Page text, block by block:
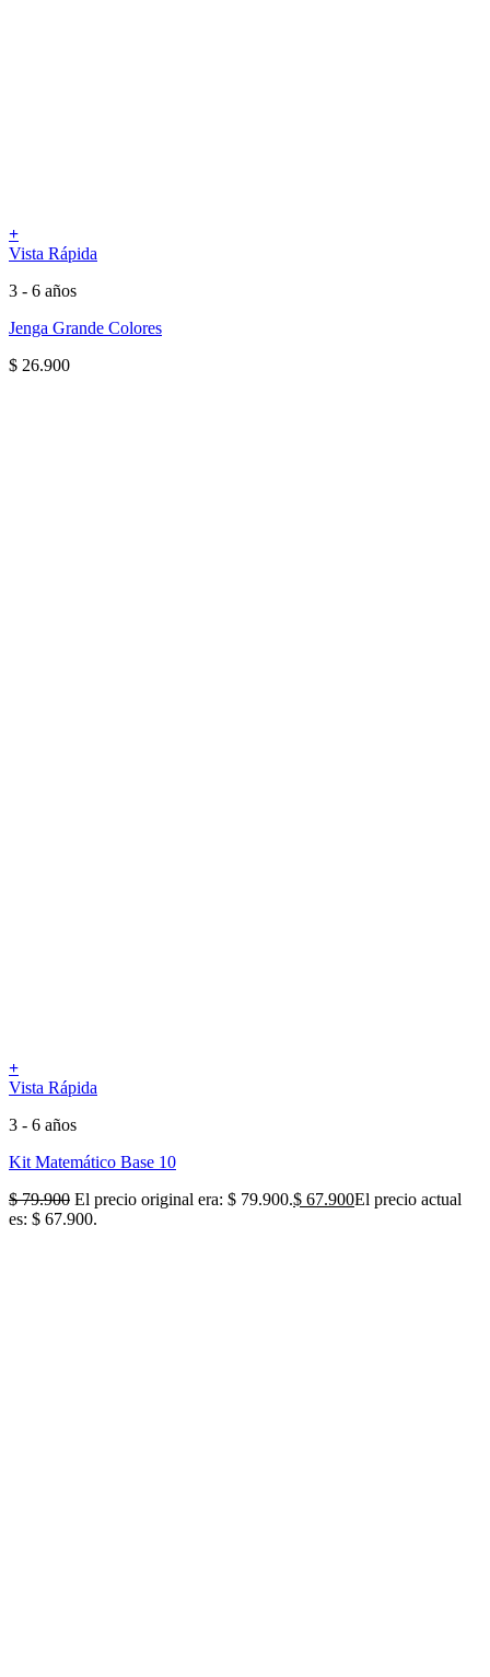
+
Vista Rápida
3 - 6 años
Jenga Grande Colores
$ 26.900
+
Vista Rápida
3 - 6 años
Kit Matemático Base 10
$79.900 El precio original era: $ 79.900.$ 67.900El precio actual
es: $ 67.900.